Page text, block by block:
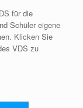
für die
Schüler eigene
Klicken Sie
VDS zu